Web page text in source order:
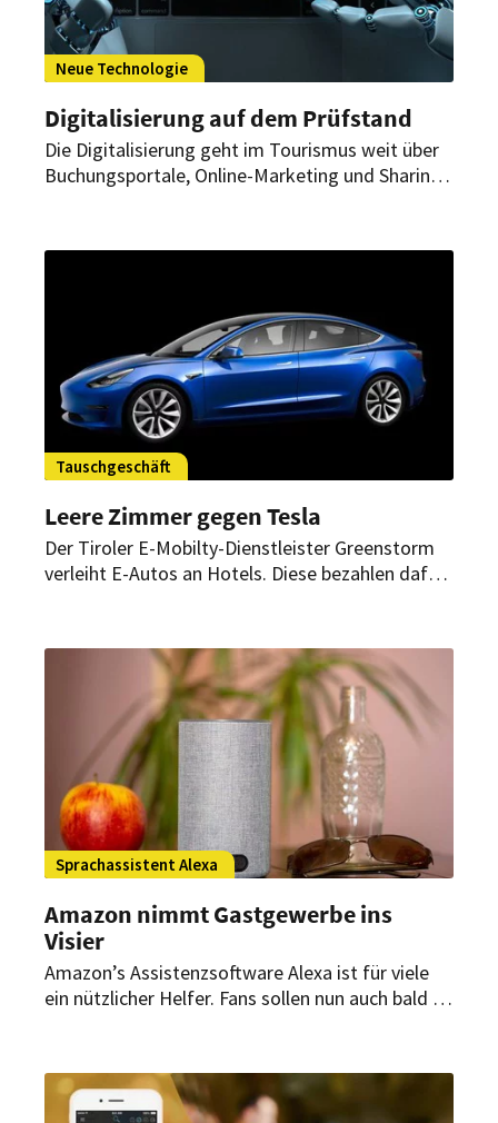
Neue Technologie
Digitalisierung auf dem Prüfstand
Die Digitalisierung geht im Tourismus weit über
Buchungsportale, Online-Marketing und Sharing
Themenfelder zusammengefasst.
Tauschgeschäft
Leere Zimmer gegen Tesla
Der Tiroler E-Mobilty-Dienstleister Greenstorm
verleiht E-Autos an Hotels. Diese bezahlen dafür
zur Verfügung.
Sprachassistent Alexa
Amazon nimmt Gastgewerbe ins
Visier
Amazon’s Assistenzsoftware Alexa ist für viele
ein nützlicher Helfer. Fans sollen nun auch bald in
neuen Plattform ins Visier.